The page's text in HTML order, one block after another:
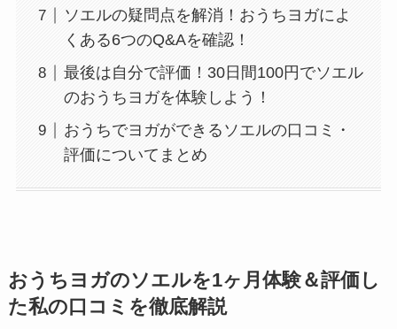
ソエルの疑問点を解消！おうちヨガによ
くある6つのQ&Aを確認！
最後は自分で評価！30日間100円でソエル
のおうちヨガを体験しよう！
おうちでヨガができるソエルの口コミ・
評価についてまとめ
おうちヨガのソエルを1ヶ月体験＆評価し
た私の口コミを徹底解説